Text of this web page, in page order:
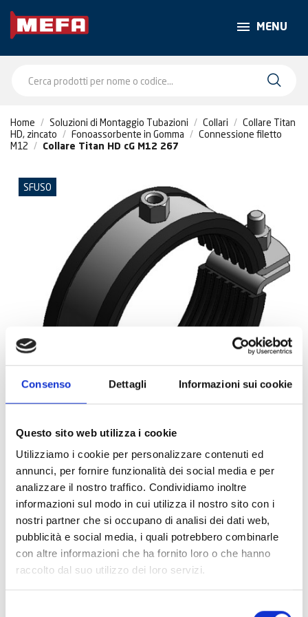
Consenso Dettagli Informazioni sui cookie
Questo sito web utilizza i cookie
Utilizziamo i cookie per personalizzare contenuti ed
annunci, per fornire funzionalità dei social media e per
analizzare il nostro traffico. Condividiamo inoltre
informazioni sul modo in cui utilizza il nostro sito con i
nostri partner che si occupano di analisi dei dati web,
pubblicità e social media, i quali potrebbero combinarle
con altre informazioni che ha fornito loro o che hanno
raccolto dal suo utilizzo dei loro servizi.
MENU
Home Soluzioni di Montaggio Tubazioni Collari
Collare Titan
HD, zincato
Fonoassorbente in Gomma
Connessione filetto
M12
Collare Titan HD cG M12 267
SFUSO
0066893
Collare Titan HD cG M12 267
Per visualizzare i prezzi e acquistare, devi
effettuare il login.